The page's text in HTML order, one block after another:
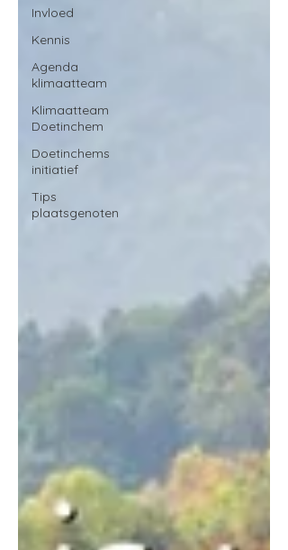
Invloed
Kennis
Agenda
klimaatteam
Klimaatteam
Doetinchem
Doetinchems
initiatief
Tips
plaatsgenoten